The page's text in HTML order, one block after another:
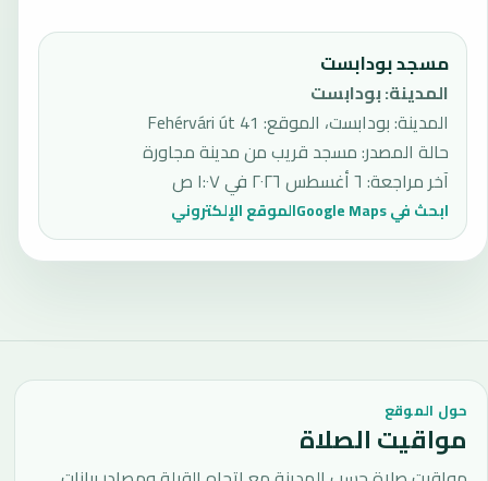
مسجد بودابست
المدينة:بودابست
المدينة: بودابست، الموقع: 41 Fehérvári út
حالة المصدر:مسجد قريب من مدينة مجاورة
آخر مراجعة: ٦ أغسطس ٢٠٢٦ في ١:٠٧ ص
ابحث في Google Maps الموقع الإلكتروني
حول الموقع
مواقيت الصلاة